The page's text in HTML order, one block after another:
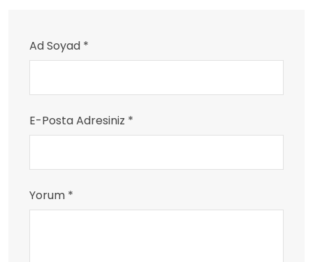
Ad Soyad *
E-Posta Adresiniz *
Yorum *